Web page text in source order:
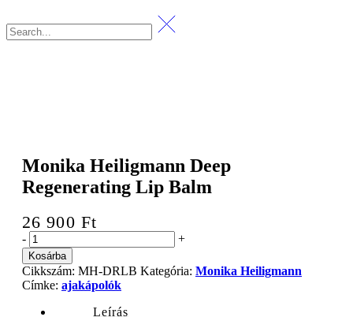
Monika Heiligmann Deep
Regenerating Lip Balm
26 900 Ft
Monika
Heiligmann
Deep
Regenerating
Lip
Balm
- +
Kosárba
Cikkszám: MH-DRLB Kategória: Monika Heiligmann
Címke: ajakápolók
Leírás